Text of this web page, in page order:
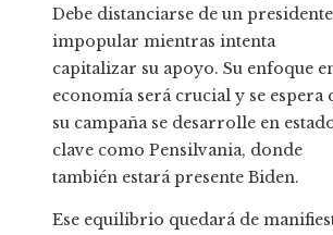
Debe distanciarse de un presidente
impopular mientras intenta
capitalizar su apoyo. Su enfoque
economía será crucial y se espera
su campaña se desarrolle en
clave como Pensilvania, donde
también estará presente Biden.
Ese equilibrio quedará de